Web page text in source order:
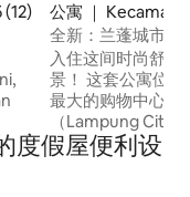
评分 5 分（满分 5 分）
(12)
公寓 ｜
as
全新：兰蓬城市购
入住这间时尚舒适
景！ 这套公寓位
最大的购物中心
（Lampung City
您和家人的最佳选择。 亮点： •
King Koil床
度假屋便利设